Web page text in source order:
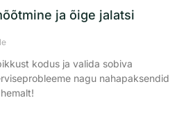
ja õige jalatsi
kodus ja valida sobiva
nagu nahapaksendid